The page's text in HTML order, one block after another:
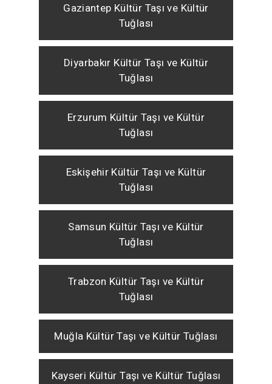
Gaziantep Kültür Taşı ve Kültür
Tuğlası
Diyarbakır Kültür Taşı ve Kültür
Tuğlası
Erzurum Kültür Taşı ve Kültür
Tuğlası
Eskişehir Kültür Taşı ve Kültür
Tuğlası
Samsun Kültür Taşı ve Kültür
Tuğlası
Trabzon Kültür Taşı ve Kültür
Tuğlası
Muğla Kültür Taşı ve Kültür Tuğlası
Kayseri Kültür Taşı ve Kültür Tuğlası